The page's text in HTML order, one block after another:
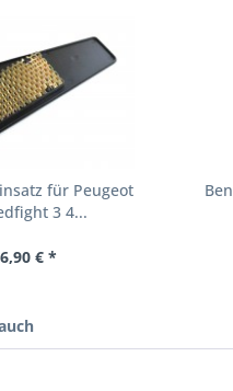
für Peugeot
3 4...
6,90 € *